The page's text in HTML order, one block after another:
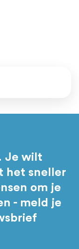
Je wilt
het sneller
om je
- meld je